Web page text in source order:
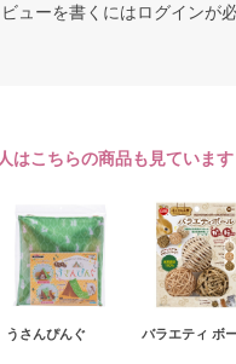
ューを書くにはログインが
はこちらの商品も見ています
うさんぴんぐ バラエティ ボ